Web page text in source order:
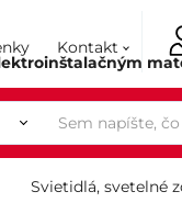
Kontakt
Svietidlá, svetelné